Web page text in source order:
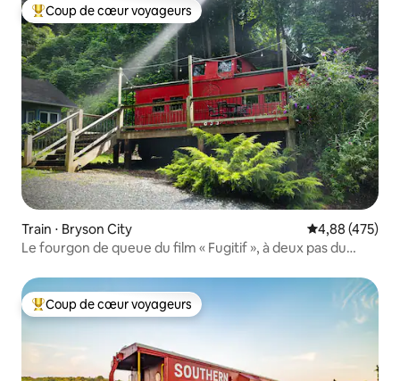
Coups de cœur voyageurs les plus appréciés
Coup de cœur voyageurs
Train ⋅ Bryson City Évaluation
4,88 (475)
Le fourgon de queue du film « Fugitif », à deux pas du
Coups de cœur voyageurs les plus appréciés
Coup de cœur voyageurs